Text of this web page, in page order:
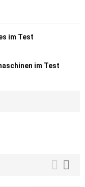
im Test
im Test